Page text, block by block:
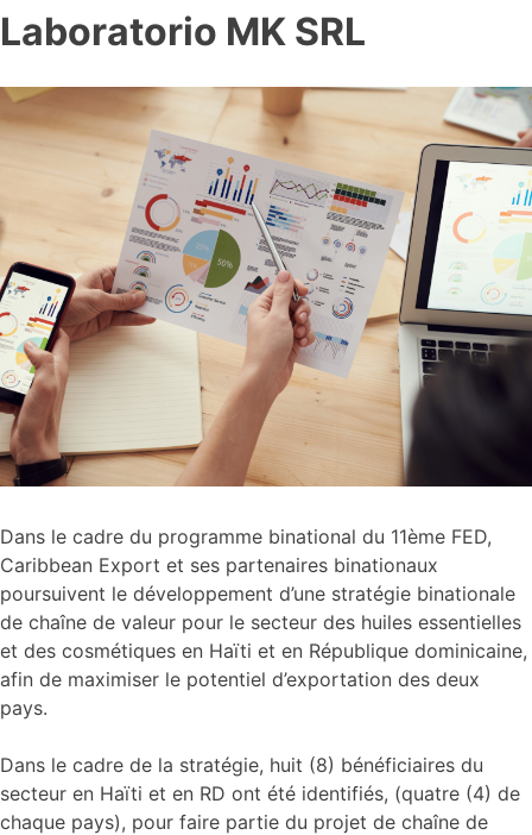
Laboratorio MK SRL
Dans le cadre du programme binational du 11ème FED,
Caribbean Export et ses partenaires binationaux
poursuivent le développement d’une stratégie binationale
de chaîne de valeur pour le secteur des huiles essentielles
et des cosmétiques en Haïti et en République dominicaine,
afin de maximiser le potentiel d’exportation des deux
pays.
Dans le cadre de la stratégie, huit (8) bénéficiaires du
secteur en Haïti et en RD ont été identifiés, (quatre (4) de
chaque pays), pour faire partie du projet de chaîne de